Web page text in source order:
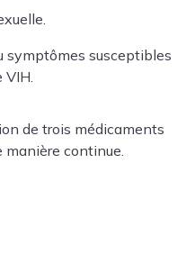
symptômes susceptibles
VIH.
de trois médicaments
manière continue.